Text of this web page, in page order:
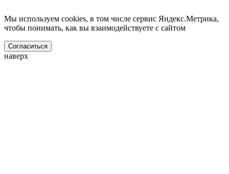
Мы используем cookies, в том числе сервис Яндекс.Метрика,
чтобы понимать, как вы взаимодействуете с сайтом
Согласиться
наверх